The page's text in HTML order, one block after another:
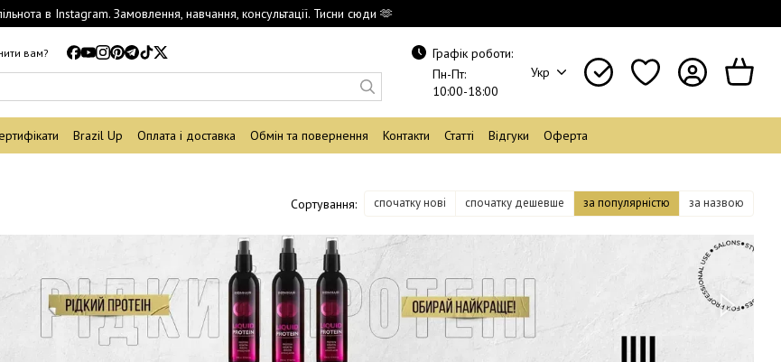
в Instagram. Замовлення, навчання, консультації. Тисни сюди 🫶
вам?
Графік роботи:
Пн-Пт:
10:00-18:00
Укр
Brazil Up Оплата і доставка Обмін та повернення Контакти Статті Відгуки Оферта
Сортування: спочатку нові спочатку дешевше за популярністю за назвою